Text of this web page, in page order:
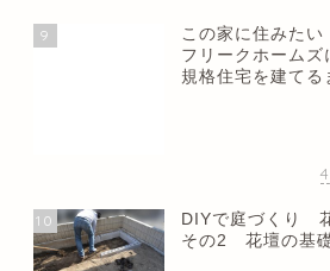
9
この家に住みたい
フリークホーム
規格住宅を建てる
10
DIYで庭づくり
その2 花壇の基